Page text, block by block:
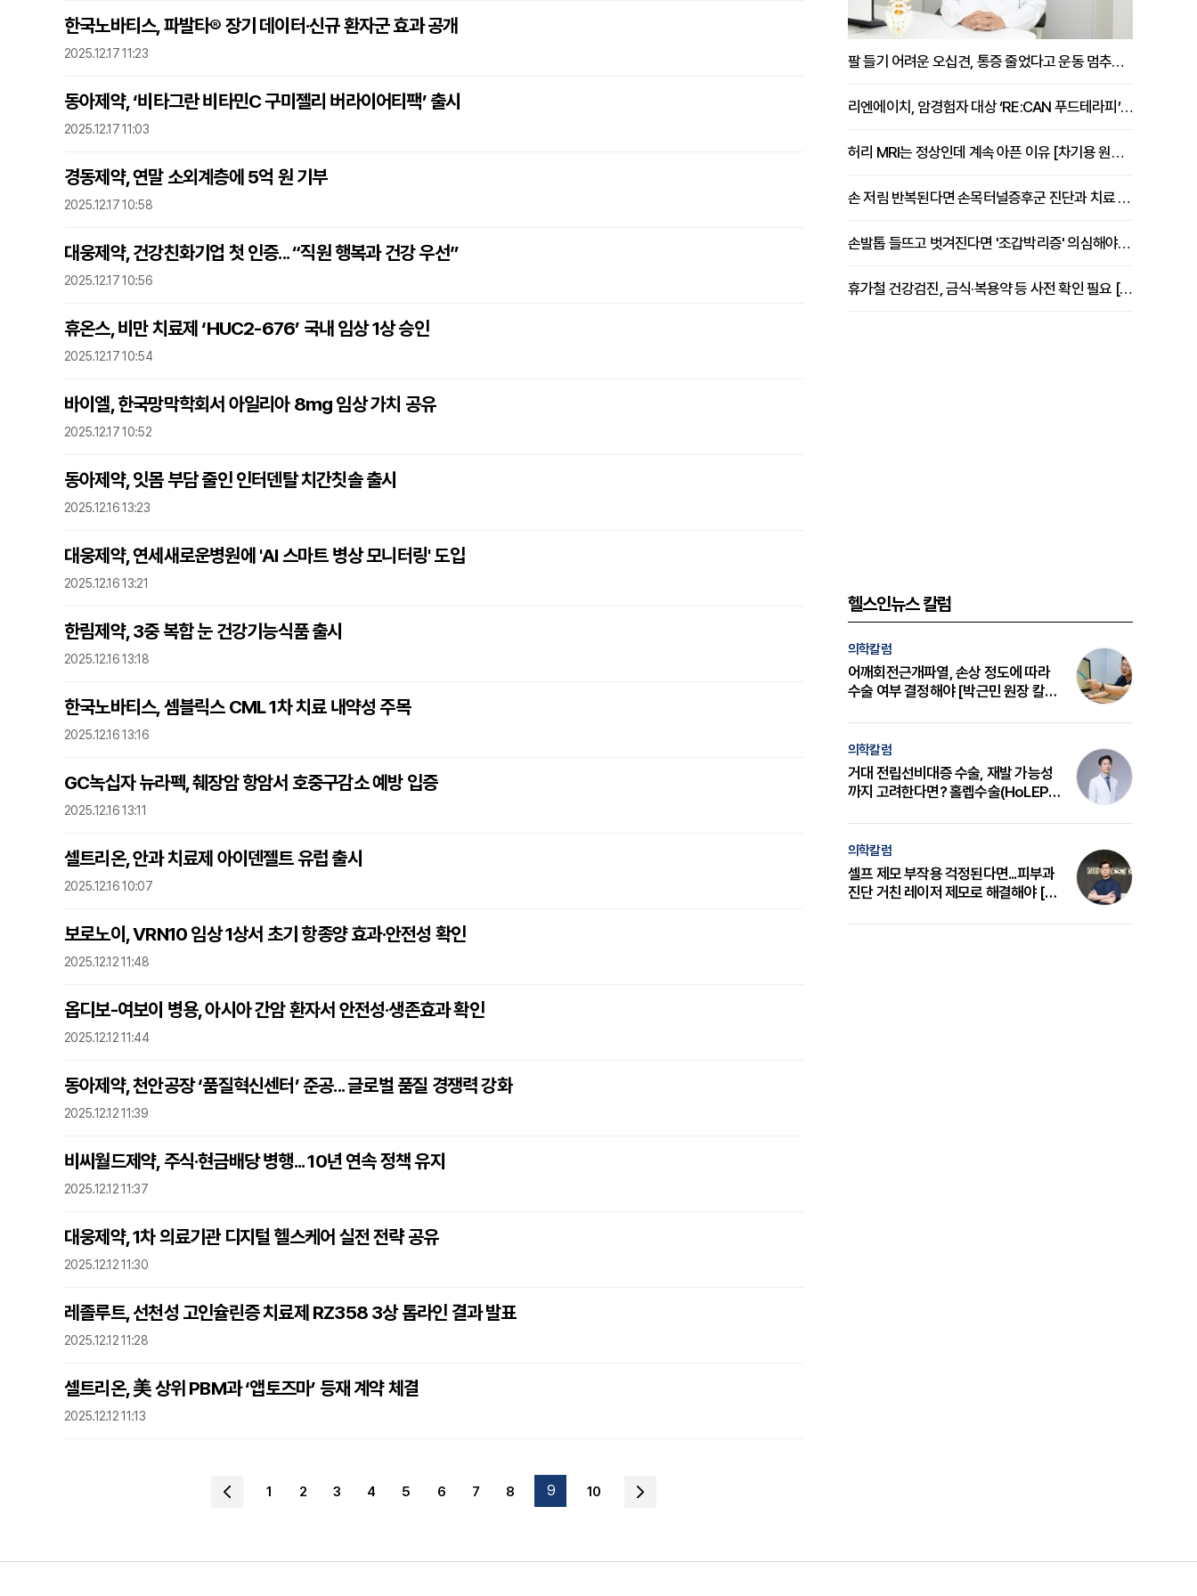
한국노바티스, 파발타® 장기 데이터·신규 환자군 효과 공개
2025.12.17 11:23
동아제약, ‘비타그란 비타민C 구미젤리 버라이어티팩’ 출시
2025.12.17 11:03
경동제약, 연말 소외계층에 5억 원 기부
2025.12.17 10:58
대웅제약, 건강친화기업 첫 인증... “직원 행복과 건강 우선”
2025.12.17 10:56
휴온스, 비만 치료제 ‘HUC2-676’ 국내 임상 1상 승인
2025.12.17 10:54
바이엘, 한국망막학회서 아일리아 8mg 임상 가치 공유
2025.12.17 10:52
동아제약, 잇몸 부담 줄인 인터덴탈 치간칫솔 출시
2025.12.16 13:23
대웅제약, 연세새로운병원에 'AI 스마트 병상 모니터링' 도입
2025.12.16 13:21
한림제약, 3중 복합 눈 건강기능식품 출시
2025.12.16 13:18
한국노바티스, 셈블릭스 CML 1차 치료 내약성 주목
2025.12.16 13:16
GC녹십자 뉴라펙, 췌장암 항암서 호중구감소 예방 입증
2025.12.16 13:11
셀트리온, 안과 치료제 아이덴젤트 유럽 출시
2025.12.16 10:07
보로노이, VRN10 임상 1상서 초기 항종양 효과·안전성 확인
2025.12.12 11:48
옵디보-여보이 병용, 아시아 간암 환자서 안전성·생존효과 확인
2025.12.12 11:44
동아제약, 천안공장 ‘품질혁신센터’ 준공... 글로벌 품질 경쟁력 강화
2025.12.12 11:39
비씨월드제약, 주식·현금배당 병행... 10년 연속 정책 유지
2025.12.12 11:37
대웅제약, 1차 의료기관 디지털 헬스케어 실전 전략 공유
2025.12.12 11:30
레졸루트, 선천성 고인슐린증 치료제 RZ358 3상 톱라인 결과 발표
2025.12.12 11:28
셀트리온, 美 상위 PBM과 ‘앱토즈마’ 등재 계약 체결
2025.12.12 11:13
1 2 3 4 5 6 7 8 9 10
팔 들기 어려운 오십견, 통증 줄었다고 운동 멈추면 안 되는 이유 [이병욱 원장 칼럼]
리엔에이치, 암경험자 대상 ‘RE:CAN 푸드테라피’ 운영
허리 MRI는 정상인데 계속 아픈 이유 [차기용 원장 칼럼]
손 저림 반복된다면 손목터널증후군 진단과 치료 시기 살펴야 [김동현 원장 칼럼]
손발톱 들뜨고 벗겨진다면 '조갑박리증' 의심해야 [김철윤 원장 칼럼]
휴가철 건강검진, 금식·복용약 등 사전 확인 필요 [정도감 원장 칼럼]
헬스인뉴스 칼럼
의학칼럼
어깨회전근개파열, 손상 정도에 따라
수술 여부 결정해야 [박근민 원장 칼
의학칼럼
거대 전립선비대증 수술, 재발 가능성
까지 고려한다면? 홀렙수술(HoLEP)
의학칼럼
셀프 제모 부작용 걱정된다면...피부과
진단 거친 레이저 제모로 해결해야 [변